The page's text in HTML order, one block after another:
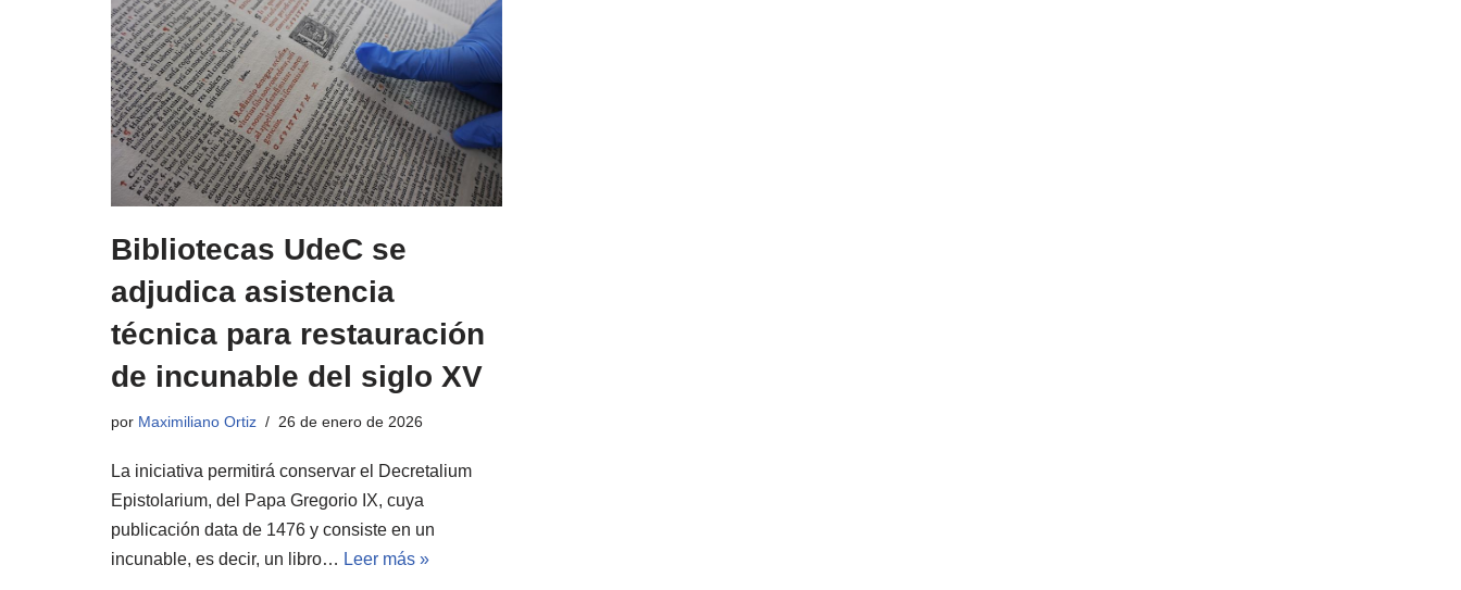
Bibliotecas UdeC se
adjudica asistencia
técnica para restauración
de incunable del siglo XV
por Maximiliano Ortiz 26 de enero de 2026
La iniciativa permitirá conservar el Decretalium
Epistolarium, del Papa Gregorio IX, cuya
publicación data de 1476 y consiste en un
incunable, es decir, un libro… Leer más »